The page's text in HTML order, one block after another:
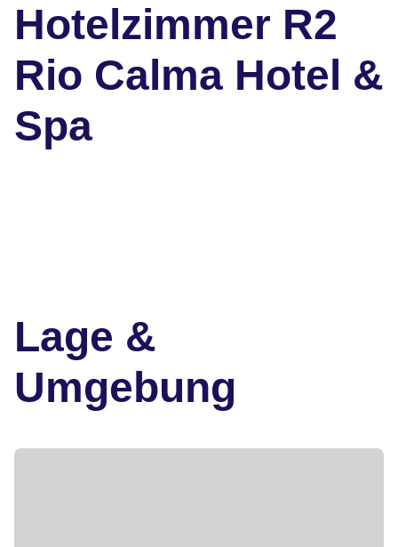
Hotelzimmer R2
Rio Calma Hotel &
Spa
Lage &
Umgebung